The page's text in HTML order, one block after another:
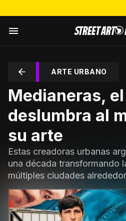
ARTE URBANO
Medianeras,
deslumbra al
su arte
Estas creadoras urbanas
una década transformando
múltiples ciudades